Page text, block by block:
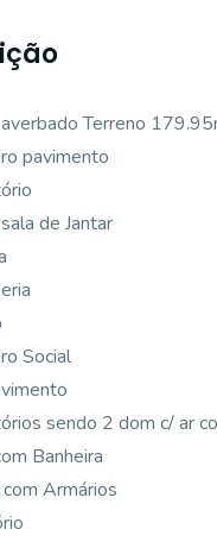
Terreno
pavimento
de Jantar
Social
sendo 2 dom c/ ar
Banheira
Armários